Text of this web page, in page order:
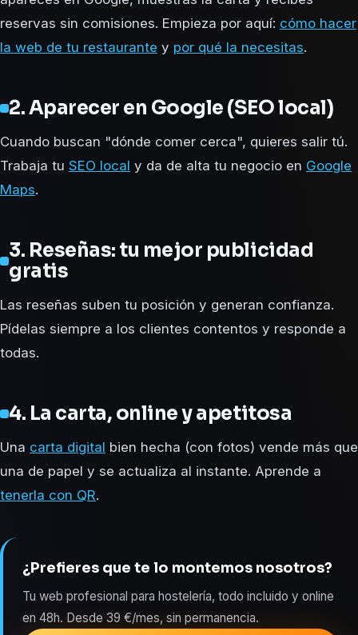
reservas sin comisiones. Empieza por aquí: cómo hacer
la web de tu restaurante y por qué la necesitas.
2. Aparecer en Google (SEO local)
Cuando buscan "dónde comer cerca", quieres salir tú.
Trabaja tu SEO local y da de alta tu negocio en Google
Maps.
3. Reseñas: tu mejor publicidad
gratis
Las reseñas suben tu posición y generan confianza.
Pídelas siempre a los clientes contentos y responde a
todas.
4. La carta, online y apetitosa
Una carta digital bien hecha (con fotos) vende más que
una de papel y se actualiza al instante. Aprende a
tenerla con QR.
¿Prefieres que te lo montemos nosotros?
Tu web profesional para hostelería, todo incluido y online
en 48h. Desde 39 €/mes, sin permanencia.